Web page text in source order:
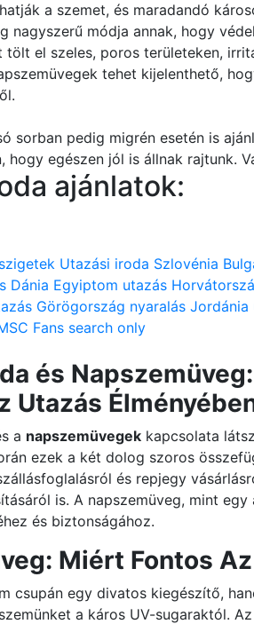
a szemet, és maradandó
nagyszerű módja annak, hogy
tölt el szeles, poros területeken,
tehet kijelenthető,
sorban pedig migrén esetén is
hogy egészen jól is állnak rajtunk.
ajánlatok:
Utazási iroda Szlovénia
Dánia Egyiptom utazás
Görögország nyaralás Jordánia
Fans search only
és
Utazás
a napszemüvegek kapcsolata
ezek a két dolog szoros
és repjegy
is. A napszemüveg, mint
és biztonságához.
Miért Fontos
csupán egy divatos kiegészítő,
a káros UV-sugaraktól.